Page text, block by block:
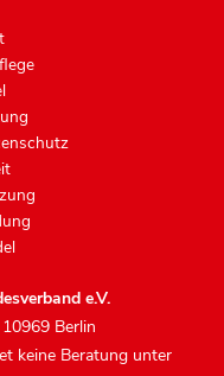
e.V.
10969 Berlin
keine Beratung unter